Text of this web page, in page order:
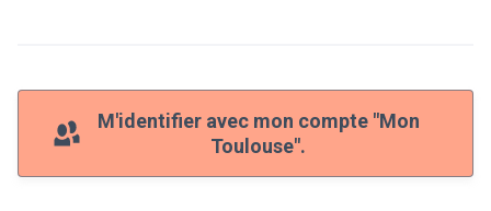
M'identifier avec mon compte "Mon
Toulouse".